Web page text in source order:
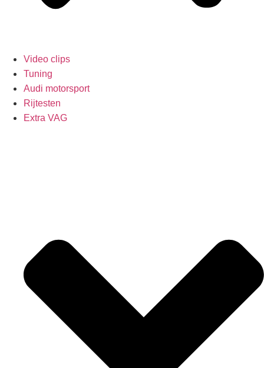
Video clips
Tuning
Audi motorsport
Rijtesten
Extra VAG